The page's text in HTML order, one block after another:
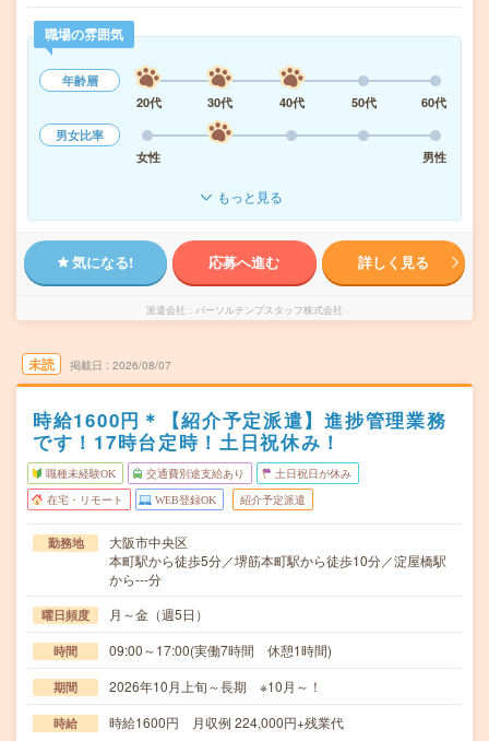
職場の雰囲気
年齢層
20代
30代 40代 50代
60代
男女比率
女性
男性
もっと見る
気になる! 応募へ進む 詳しく見る
派遣会社 パーソルテンプスタッフ株式会社
未読 掲載日 2026/08/07
時給1600円＊【紹介予定派遣】進捗管理業務
です！17時台定時！土日祝休み！
職種未経験OK 交通費別途支給あり 土日祝日が休み
在宅・リモート WEB登録OK 紹介予定派遣
勤務地
大阪市中央区
本町駅から徒歩5分／堺筋本町駅から徒歩10分／淀屋橋駅
から---分
曜日頻度 月～金（週5日）
時間 09:00～17:00(実働7時間 休憩1時間)
期間 2026年10月上旬～長期 ※10月～！
時給 時給1600円 月収例 224,000円+残業代